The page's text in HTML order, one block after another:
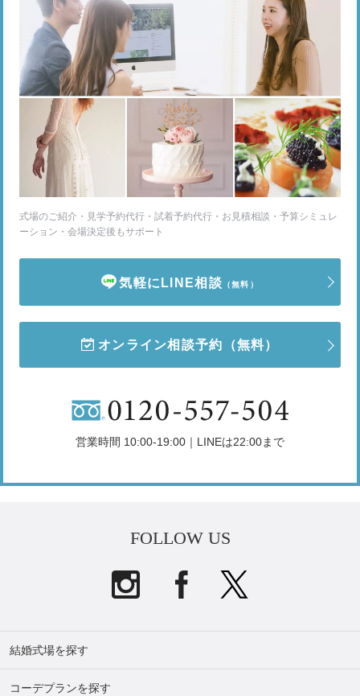
式場のご紹介・見学予約代行・試着予約代行・お見積相談・予算シミュレ
ーション・会場決定後もサポート
気軽にLINE相談 （無料）
オンライン相談予約 （無料）
営業時間 10:00-19:00｜LINEは22:00まで
FOLLOW US
結婚式場を探す
コーデプランを探す